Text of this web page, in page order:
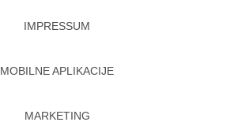
IMPRESSUM
MOBILNE APLIKACIJE
MARKETING